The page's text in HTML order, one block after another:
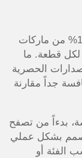
المتجر يحرص على توفير منتجات أصلية 100% من ماركات
لكل قطعة. ما
الحصرية
جداً مقارنة
بدءاً من تصفح
مصمم بشكل عملي
الفئة أو